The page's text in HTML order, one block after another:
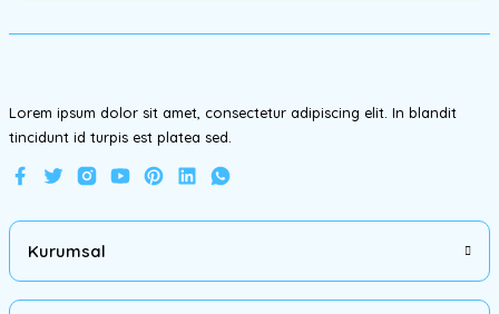
Lorem ipsum dolor sit amet, consectetur adipiscing elit. In blandit
tincidunt id turpis est platea sed.
Kurumsal